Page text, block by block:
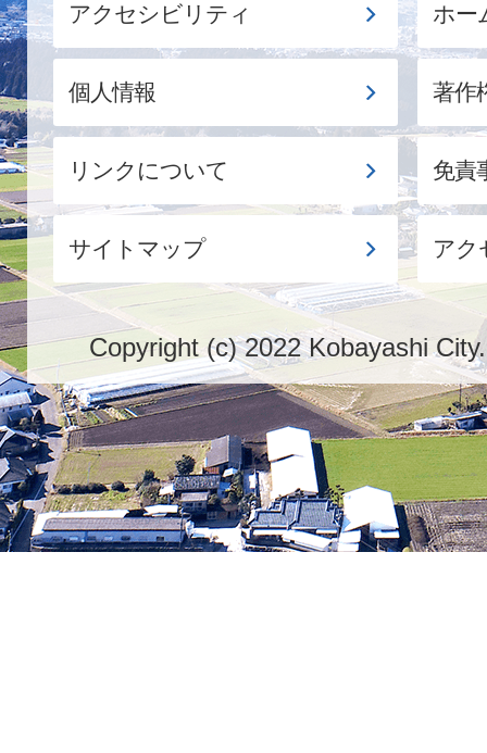
アクセシビリティ ホー
個人情報 著作
リンクについて 免責
サイトマップ アク
Copyright (c) 2022 Kobayashi